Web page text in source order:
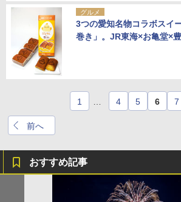
グルメ
3つの愛知名物コラボスイ
巻き」。JR東海×お亀堂×
前へ
1 4 5 6 7
おすすめ記事